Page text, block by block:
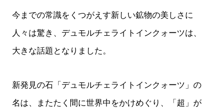
今までの常識をくつがえす新しい鉱物の美しさに
人々は驚き、デュモルチェライトインクォーツは、
大きな話題となりました。
新発見の石「デュモルチェライトインクォーツ」の
名は、またたく間に世界中をかけめぐり、「超」が